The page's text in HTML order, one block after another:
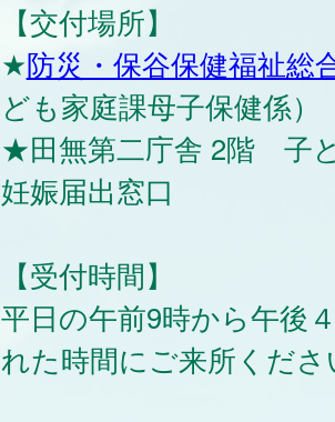
【交付場所】
★防災・保谷保健福祉総
ども家庭課母子保健係）
★田無第二庁舎 2階 子
妊娠届出窓口
【受付時間】
平日の午前9時から午後
れた時間にご来所くださ